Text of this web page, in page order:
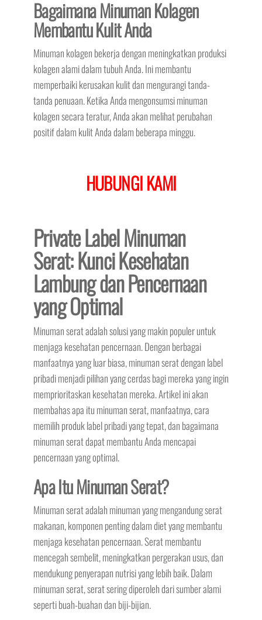
Bagaimana Minuman Kolagen
Membantu Kulit Anda
Minuman kolagen bekerja dengan meningkatkan produksi
kolagen alami dalam tubuh Anda. Ini membantu
memperbaiki kerusakan kulit dan mengurangi tanda-
tanda penuaan. Ketika Anda mengonsumsi minuman
kolagen secara teratur, Anda akan melihat perubahan
positif dalam kulit Anda dalam beberapa minggu.
HUBUNGI KAMI
Private Label Minuman
Serat: Kunci Kesehatan
Lambung dan Pencernaan
yang Optimal
Minuman serat adalah solusi yang makin populer untuk
menjaga kesehatan pencernaan. Dengan berbagai
manfaatnya yang luar biasa, minuman serat dengan label
pribadi menjadi pilihan yang cerdas bagi mereka yang ingin
memprioritaskan kesehatan mereka. Artikel ini akan
membahas apa itu minuman serat, manfaatnya, cara
memilih produk label pribadi yang tepat, dan bagaimana
minuman serat dapat membantu Anda mencapai
pencernaan yang optimal.
Apa Itu Minuman Serat?
Minuman serat adalah minuman yang mengandung serat
makanan, komponen penting dalam diet yang membantu
menjaga kesehatan pencernaan. Serat membantu
mencegah sembelit, meningkatkan pergerakan usus, dan
mendukung penyerapan nutrisi yang lebih baik. Dalam
minuman serat, serat sering diperoleh dari sumber alami
seperti buah-buahan dan biji-bijian.